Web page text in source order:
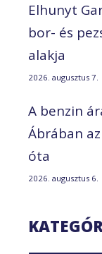
Elhunyt
bor- és
alakja
2026. augusztus 7.
A benzin
Ábrában
óta
2026. augusztus 6.